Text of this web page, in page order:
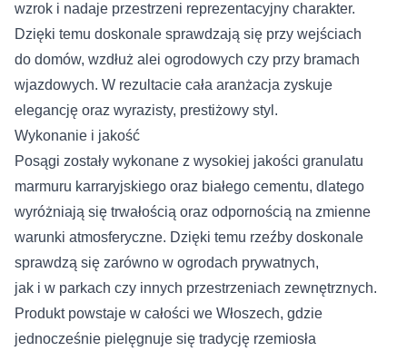
wzrok i nadaje przestrzeni reprezentacyjny charakter.
Dzięki temu doskonale sprawdzają się przy wejściach
do domów, wzdłuż alei ogrodowych czy przy bramach
wjazdowych. W rezultacie cała aranżacja zyskuje
elegancję oraz wyrazisty, prestiżowy styl.
Wykonanie i jakość
Posągi zostały wykonane z wysokiej jakości granulatu
marmuru karraryjskiego oraz białego cementu, dlatego
wyróżniają się trwałością oraz odpornością na zmienne
warunki atmosferyczne. Dzięki temu rzeźby doskonale
sprawdzą się zarówno w ogrodach prywatnych,
jak i w parkach czy innych przestrzeniach zewnętrznych.
Produkt powstaje w całości we Włoszech, gdzie
jednocześnie pielęgnuje się tradycję rzemiosła